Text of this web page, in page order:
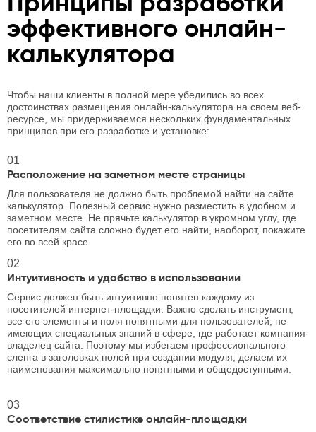
эффективного онлайн-
калькулятора
Чтобы наши клиенты в полной мере убедились во всех
достоинствах размещения онлайн-калькулятора на своем веб-
ресурсе, мы придерживаемся нескольких фундаментальных
принципов при его разработке и установке:
01
Расположение на заметном месте страницы
Для пользователя не должно быть проблемой найти на сайте
калькулятор. Полезный сервис нужно разместить в удобном и
заметном месте. Не прячьте калькулятор в укромном углу, где
посетителям сайта сложно будет его найти, наоборот, покажите
его во всей красе.
02
Интуитивность и удобство в использовании
Сервис должен быть интуитивно понятен каждому из
посетителей интернет-площадки. Важно сделать инструмент,
все его элементы и поля понятными для пользователей, не
имеющих специальных знаний в сфере, где работает компания-
владелец сайта. Поэтому мы избегаем профессионального
сленга в заголовках полей при создании модуля, делаем их
наименования максимально понятными и общедоступными.
03
Соответствие стилистике онлайн-площадки